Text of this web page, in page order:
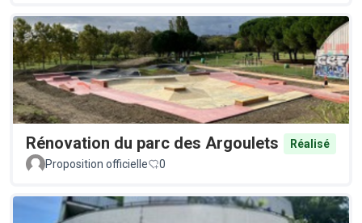
Rénovation du parc des Argoulets
Réalisé
Proposition officielle
0